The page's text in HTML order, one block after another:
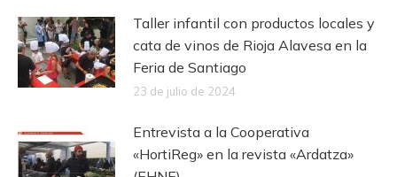
Taller infantil con productos locales y
cata de vinos de Rioja Alavesa en la
Feria de Santiago
23 de julio de 2024
Entrevista a la Cooperativa
«HortiReg» en la revista «Ardatza»